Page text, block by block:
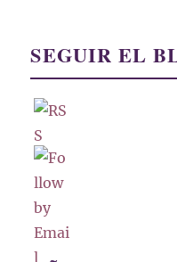
SEGUIR EL